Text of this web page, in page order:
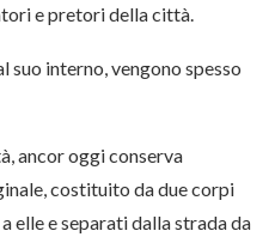
e pretori della città.
suo interno, vengono spesso
ancor oggi conserva
costituito da due corpi
e separati dalla strada da